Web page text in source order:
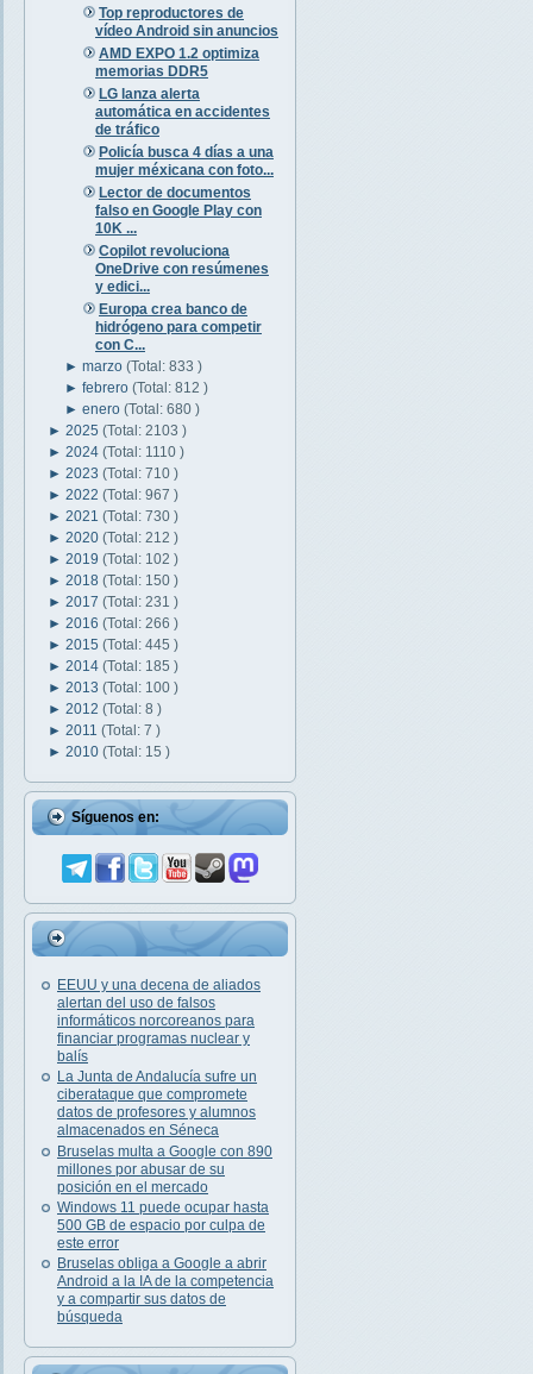
Top reproductores de
vídeo Android sin anuncios
AMD EXPO 1.2 optimiza
memorias DDR5
LG lanza alerta
automática en accidentes
de tráfico
Policía busca 4 días a una
mujer méxicana con foto...
Lector de documentos
falso en Google Play con
10K ...
Copilot revoluciona
OneDrive con resúmenes
y edici...
Europa crea banco de
hidrógeno para competir
con C...
►marzo(Total: 833 )
►febrero(Total: 812 )
►enero(Total: 680 )
► 2025 (Total: 2103 )
► 2024 (Total: 1110 )
► 2023 (Total: 710 )
► 2022 (Total: 967 )
► 2021 (Total: 730 )
► 2020 (Total: 212 )
► 2019 (Total: 102 )
► 2018 (Total: 150 )
► 2017 (Total: 231 )
► 2016 (Total: 266 )
► 2015 (Total: 445 )
► 2014 (Total: 185 )
► 2013 (Total: 100 )
► 2012 (Total: 8 )
► 2011 (Total: 7 )
► 2010 (Total: 15 )
Síguenos en:
EEUU y una decena de aliados
alertan del uso de falsos
informáticos norcoreanos para
financiar programas nuclear y
balís
La Junta de Andalucía sufre un
ciberataque que compromete
datos de profesores y alumnos
almacenados en Séneca
Bruselas multa a Google con 890
millones por abusar de su
posición en el mercado
Windows 11 puede ocupar hasta
500 GB de espacio por culpa de
este error
Bruselas obliga a Google a abrir
Android a la IA de la competencia
y a compartir sus datos de
búsqueda